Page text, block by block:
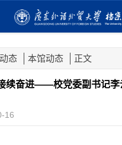
态 本馆动态 正文
续奋进——校党委副书记李
16